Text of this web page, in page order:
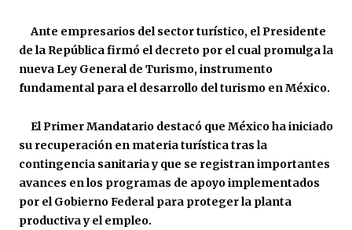
Ante empresarios del sector turístico, el Presidente
de la República firmó el decreto por el cual promulga la
nueva Ley General de Turismo, instrumento
fundamental para el desarrollo del turismo en México.
El Primer Mandatario destacó que México ha iniciado
su recuperación en materia turística tras la
contingencia sanitaria y que se registran importantes
avances en los programas de apoyo implementados
por el Gobierno Federal para proteger la planta
productiva y el empleo.